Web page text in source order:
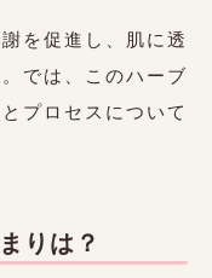
を促進し、肌に透
では、このハーブ
プロセスについて
りは？